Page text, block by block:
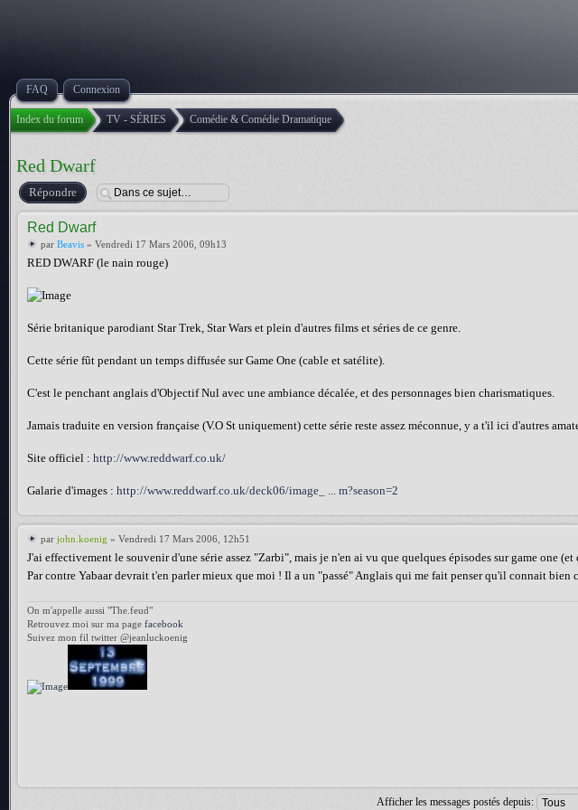
FAQ Connexion
Index du forum TV - SÉRIES Comédie & Comédie Dramatique
Red Dwarf
Répondre
Red Dwarf
par Beavis » Vendredi 17 Mars 2006, 09h13
RED DWARF (le nain rouge)
Série britanique parodiant Star Trek, Star Wars et plein d'autres films et séries de ce genre.
Cette série fût pendant un temps diffusée sur Game One (cable et satélite).
C'est le penchant anglais d'Objectif Nul avec une ambiance décalée, et des personnages bien charismatiques.
Jamais traduite en version française (V.O St uniquement) cette série reste assez méconnue, y a t'il ici d'autres
Site officiel : http://www.reddwarf.co.uk/
Galarie d'images : http://www.reddwarf.co.uk/deck06/image_ ... m?season=2
par john.koenig » Vendredi 17 Mars 2006, 12h51
J'ai effectivement le souvenir d'une série assez "Zarbi", mais je n'en ai vu que quelques épisodes sur game one
Par contre Yabaar devrait t'en parler mieux que moi ! Il a un "passé" Anglais qui me fait penser qu'il connait bien
On m'appelle aussi "The.feud"
Retrouvez moi sur ma page facebook
Suivez mon fil twitter @jeanluckoenig
Afficher les messages postés depuis: